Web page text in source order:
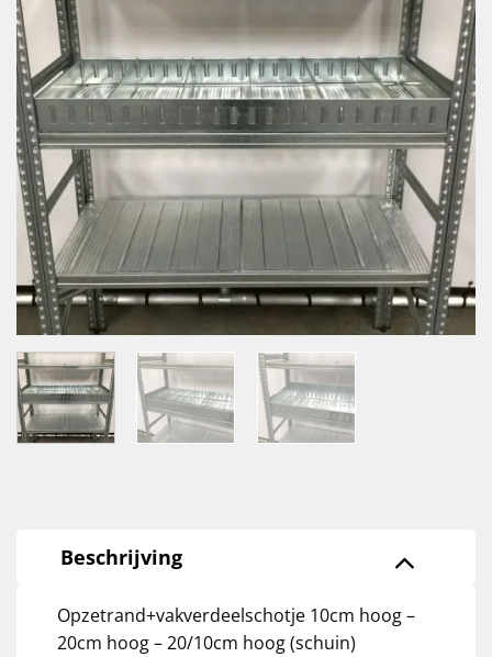
Beschrijving
Opzetrand+vakverdeelschotje 10cm hoog –
20cm hoog – 20/10cm hoog (schuin)